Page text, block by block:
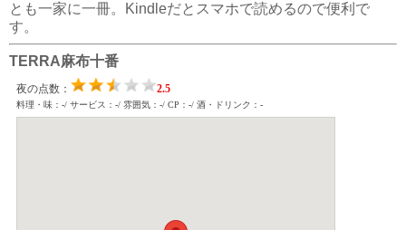
とも一家に一冊。Kindleだとスマホで読めるので便利で
す。
TERRA麻布十番